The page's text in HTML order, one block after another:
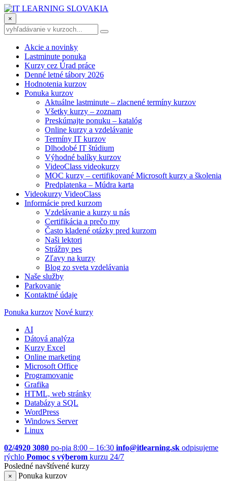
×
Akcie a novinky
Lastminute ponuka
Kurzy cez Úrad práce
Denné letné tábory 2026
Hodnotenia kurzov
Ponuka kurzov
Aktuálne lastminute – zlacnené termíny kurzov
Všetky kurzy – zoznam
Preskúmajte ponuku – katalóg
Online kurzy a vzdelávanie
Termíny IT kurzov
Dlhodobé IT štúdium
Výhodné balíky kurzov
VideoClass videokurzy
MOC kurzy – certifikované Microsoft kurzy a školenia
Predplatenka – Múdra karta
Videokurzy VideoClass
Informácie pred kurzom
Vzdelávanie a kurzy u nás
Certifikácia a prečo my
Často kladené otázky pred kurzom
Naši lektori
Strážny pes
Zľavy na kurzy
Blog zo sveta vzdelávania
Naše služby
Parkovanie
Kontaktné údaje
Ponuka kurzov Nové kurzy
AI
Dátová analýza
Kurzy Excel
Online marketing
Microsoft Office
Programovanie
Grafika
HTML, web stránky
Databázy a SQL
WordPress
Windows Server
Linux
02/4920 3080 po-pia 8:00 – 16:30 info@itlearning.sk odpisujeme
rýchlo Pomoc s výberom kurzu 24/7
Posledné navštívené kurzy
×
Ponuka kurzov